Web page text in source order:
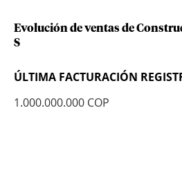
Evolución de ventas de
S
ÚLTIMA FACTURACIÓN
1.000.000.000 COP